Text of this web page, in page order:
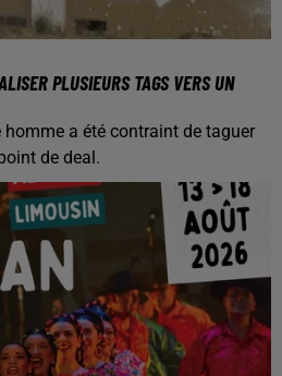
PLUSIEURS TAGS VERS UN
a été contraint de taguer
de deal.